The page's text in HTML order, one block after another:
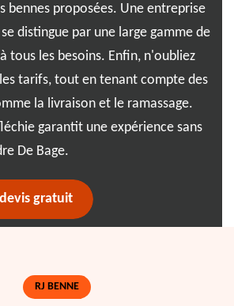
bennes proposées. Une entreprise
distingue par une large gamme de
tous les besoins. Enfin, n'oubliez
tarifs, tout en tenant compte des
la livraison et le ramassage.
garantit une expérience sans
De Bage.
gratuit
RJ BENNE